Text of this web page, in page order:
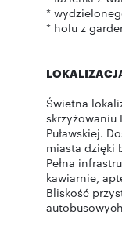
*
* holu z
Świetna
skrzyżowaniu
Puławskiej.
miasta dzięki
Pełna
kawiarnie,
Bliskość